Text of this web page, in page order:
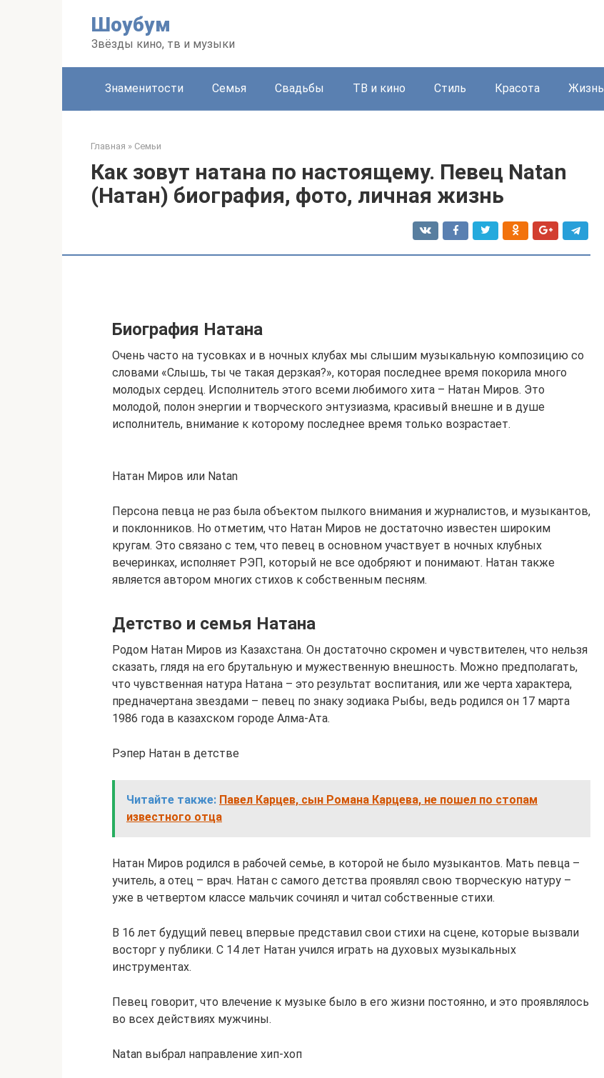
Шоубум
Звёзды кино, тв и музыки
Знаменитости Семья Свадьбы ТВ и кино Стиль Красота Жизнь
Главная » Семьи
Как зовут натана по настоящему. Певец Natan
(Натан) биография, фото, личная жизнь
Биография Натана
Очень часто на тусовках и в ночных клубах мы слышим музыкальную композицию со
словами «Слышь, ты че такая дерзкая?», которая последнее время покорила много
молодых сердец. Исполнитель этого всеми любимого хита – Натан Миров. Это
молодой, полон энергии и творческого энтузиазма, красивый внешне и в душе
исполнитель, внимание к которому последнее время только возрастает.
Натан Миров или Natan
Персона певца не раз была объектом пылкого внимания и журналистов, и музыкантов,
и поклонников. Но отметим, что Натан Миров не достаточно известен широким
кругам. Это связано с тем, что певец в основном участвует в ночных клубных
вечеринках, исполняет РЭП, который не все одобряют и понимают. Натан также
является автором многих стихов к собственным песням.
Детство и семья Натана
Родом Натан Миров из Казахстана. Он достаточно скромен и чувствителен, что нельзя
сказать, глядя на его брутальную и мужественную внешность. Можно предполагать,
что чувственная натура Натана – это результат воспитания, или же черта характера,
предначертана звездами – певец по знаку зодиака Рыбы, ведь родился он 17 марта
1986 года в казахском городе Алма-Ата.
Рэпер Натан в детстве
Читайте также: Павел Карцев, сын Романа Карцева, не пошел по стопам
известного отца
Натан Миров родился в рабочей семье, в которой не было музыкантов. Мать певца –
учитель, а отец – врач. Натан с самого детства проявлял свою творческую натуру –
уже в четвертом классе мальчик сочинял и читал собственные стихи.
В 16 лет будущий певец впервые представил свои стихи на сцене, которые вызвали
восторг у публики. С 14 лет Натан учился играть на духовых музыкальных
инструментах.
Певец говорит, что влечение к музыке было в его жизни постоянно, и это проявлялось
во всех действиях мужчины.
Natan выбрал направление хип-хоп